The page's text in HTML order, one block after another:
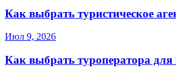
Как выбрать туристическое
Июл 9, 2026
Как выбрать туроператора